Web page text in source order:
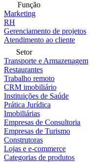
Função
Marketing
RH
Gerenciamento de projetos
Atendimento ao cliente
Setor
Transporte e Armazenagem
Restaurantes
Trabalho remoto
CRM imobiliário
Instituições de Saúde
Prática Jurídica
Imobiliárias
Empresas de Consultoria
Empresas de Turismo
Construtoras
Lojas e e-commerce
Categorias de produtos